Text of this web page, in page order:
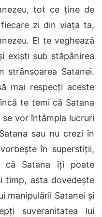
tot ce ține de
zi din viața ta,
El te veghează
exiști sub stăpânirea
strânsoarea Satanei.
mai respecți aceste
te temi că Satana
vor întâmpla lucruri
sau nu crezi în
în superstiții,
Satana îți poate
timp, asta dovedește
manipulării Satanei și
suveranitatea lui